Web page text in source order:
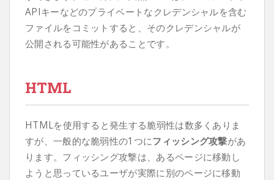
APIキーなどのプライベートなクレデンシャルを含む
ファイルをコミットすると、そのクレデンシャルが
公開される可能性があることです。
HTML
HTMLを使用すると発生する脆弱性は数多くありま
すが、一般的な脆弱性の1つにフィッシング攻撃があ
ります。フィッシング攻撃は、あるページに移動し
ようと思っているユーザが実際に別のページに移動